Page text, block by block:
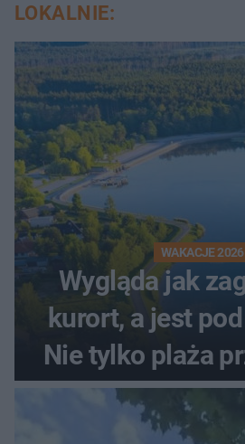
LOKALNIE:
WAKACJE 2026
Wygląda jak
kurort, a jest
Nie tylko plaża
ludzi